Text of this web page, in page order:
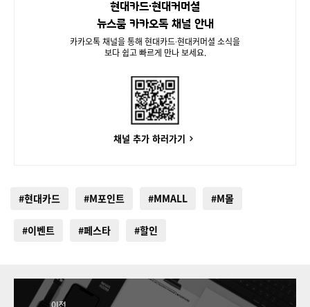
현대카드∙현대커머셜
뉴스룸 카카오톡 채널 안내
카카오톡 채널을 통해 현대카드∙현대커머셜 소식을
보다 쉽고 빠르게 만나 보세요.
채널 추가 하러가기
#현대카드 #M포인트 #MMALL #M몰
#이벤트 #페스타 #할인
이전